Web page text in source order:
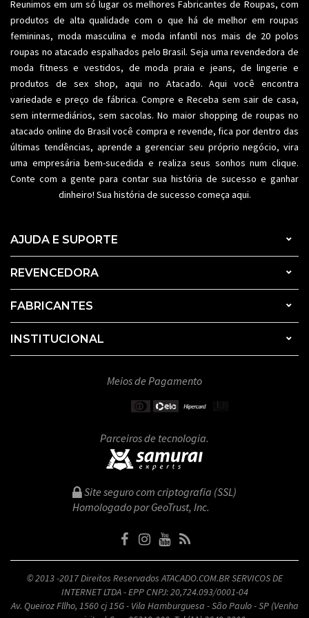
Reunimos em um só lugar os melhoresFabricantes de Roupas, com
produtos de alta qualidade com o que há de melhor em roupas
femininas, moda masculina e moda infantil nos mais de 20 polos
roupas no atacado espalhados pelo Brasil. Seja uma revendedora de
moda fitness e vestidos, de moda praia e jeans, de lingerie e
produtos de sex shop, aqui no Atacado. Aqui você encontra
variedade e preço de fábrica. Compre e Receba sem sair de casa,
sem intermediários, sem sacolas. No maior shopping de roupas no
atacado online do Brasil você compra e revende, fica por dentro das
últimas tendências, aprende a gerenciar seu próprio negócio, vira
uma empresária bem-sucedida e realiza seus sonhos num clique.
Conte com a gente para contar sua história de sucesso e ganhar
dinheiro! Sua história de sucesso começa aqui.
AJUDA E SUPORTE
REVENCEDORA
FABRICANTES
INSTITUCIONAL
Meios de Pagamento
Parceiros de tecnologia.
Site seguro com criptografia (SSL)
Homologado por GeoTrust, Inc.
© 2013 -2017 Direitos Reservados ATACADO.COM.BR SERVICOS DE
INTERNET LTDA - EPP CNPJ: 20,724.093/0001-04
Av. Queiroz Fllho, 1560 cj 15G - Vila Hamburguesa - São Paulo - SP (Venha